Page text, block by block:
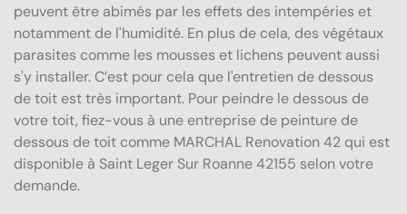
peuvent être abimés par les effets des intempéries et
notamment de l'humidité. En plus de cela, des végétaux
parasites comme les mousses et lichens peuvent aussi
s'y installer. C’est pour cela que l'entretien de dessous
de toit est très important. Pour peindre le dessous de
votre toit, fiez-vous à une entreprise de peinture de
dessous de toit comme MARCHAL Renovation 42 qui est
disponible à Saint Leger Sur Roanne 42155 selon votre
demande.